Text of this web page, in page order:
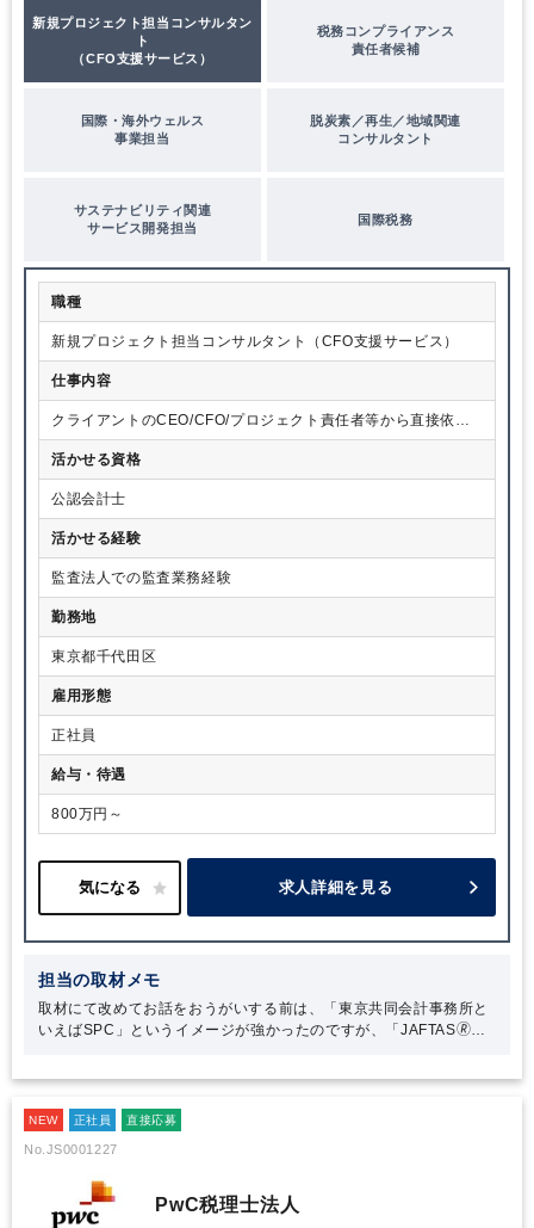
投資信託等、ファンドの基礎を学びました。監査IT化プロジェク
トにも参加し、ITを利用したファンド監査の自動化ツールの開発
および運用業務も経験しています。
新規プロジェクト担当コンサルタン
ト
（CFO支援サービス）
税務コンプライアンス
責任者候補
国際・海外ウェルス
事業担当
脱炭素／再生／地域関連
コンサルタント
サステナビリティ関連
サービス開発担当
国際税務
職種
新規プロジェクト担当コンサルタント（CFO支援サービス）
仕事内容
クライアントのCEO/CFO/プロジェクト責任者等から直接依頼
を受け、クライアントの新規部署の立ち上げ支援、プロジェク
トのPMO機能を担い、会計税務スキルを起点にクライアントの
ビジネス開発をサポートしていきます。
活かせる資格
公認会計士
活かせる経験
監査法人での監査業務経験
勤務地
東京都千代田区
雇用形態
正社員
給与・待遇
800万円～
求人詳細を見る
担当の取材メモ
取材にて改めてお話をおうがいする前は、「東京共同会計事務所と
いえばSPC」というイメージが強かったのですが、「JAFTAS🄬」
はもちろん、日本を支えていると言っても過言ではないと思いま
NEW 正社員 直接応募
No.JS0001227
PwC税理士法人